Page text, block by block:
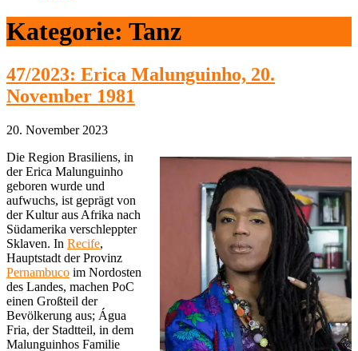
Kategorie: Tanz
47/2023: Erica Malunguinho, 20.
November 1981
20. November 2023
Die Region Brasiliens, in
der Erica Malunguinho
geboren wurde und
aufwuchs, ist geprägt von
der Kultur aus Afrika nach
Südamerika verschleppter
Sklaven. In Recife,
Hauptstadt der Provinz
Pernambuco im Nordosten
des Landes, machen PoC
einen Großteil der
Bevölkerung aus; Água
Fria, der Stadtteil, in dem
Malunguinhos Familie